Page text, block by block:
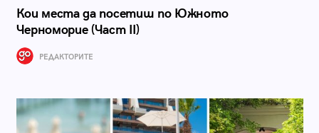
Кои места да посетиш по Южното
Черноморие (Част II)
РЕДАКТОРИТЕ